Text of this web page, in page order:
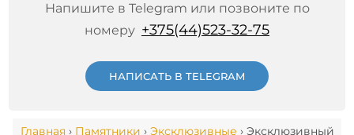
Напишите в Telegram или позвоните по
номеру +375(44)523-32-75
НАПИСАТЬ В TELEGRAM
Главная › Памятники ›Эксклюзивные › Эксклюзивный